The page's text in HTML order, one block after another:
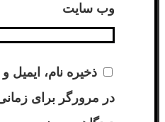
وب‌ سایت
ذخیره نام،
در مرورگر برای